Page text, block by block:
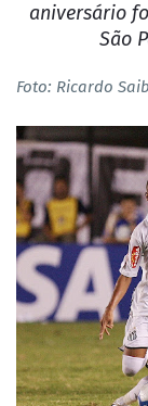
aniversário
São
Foto: Ricardo